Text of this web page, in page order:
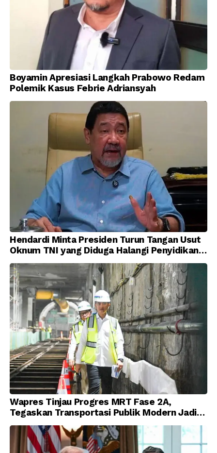
Boyamin Apresiasi Langkah Prabowo Redam
Polemik Kasus Febrie Adriansyah
Hendardi Minta Presiden Turun Tangan Usut
Oknum TNI yang Diduga Halangi Penyidikan
Korupsi
Wapres Tinjau Progres MRT Fase 2A,
Tegaskan Transportasi Publik Modern Jadi
Prioritas Nasional